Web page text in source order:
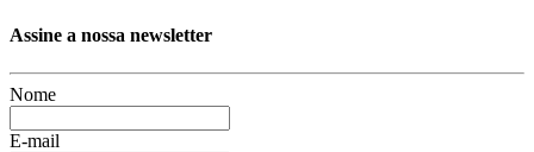
Assine a nossa newsletter
Nome
E-mail